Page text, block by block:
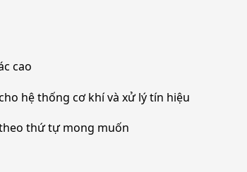
cao
hệ thống cơ khí và xử lý tín hiệu
thứ tự mong muốn